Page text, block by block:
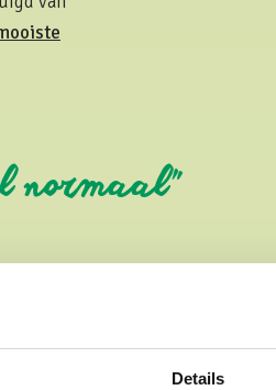
Details
normaal"
Vanaf
van